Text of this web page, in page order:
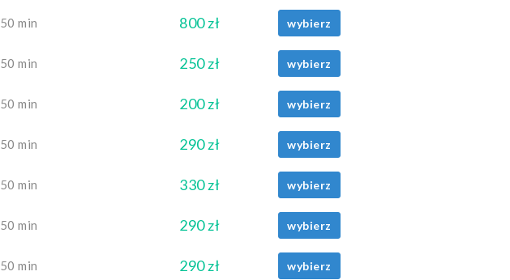
50 min 800 zł wybierz
50 min 250 zł wybierz
50 min 200 zł wybierz
50 min 290 zł wybierz
50 min 330 zł wybierz
50 min 290 zł wybierz
50 min 290 zł wybierz